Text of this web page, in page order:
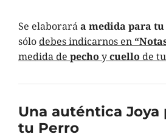
Se elaboraráa medida para
sólodebes indicarnos en
medida de pecho ycuello de
Una auténtica Joya
tu Perro